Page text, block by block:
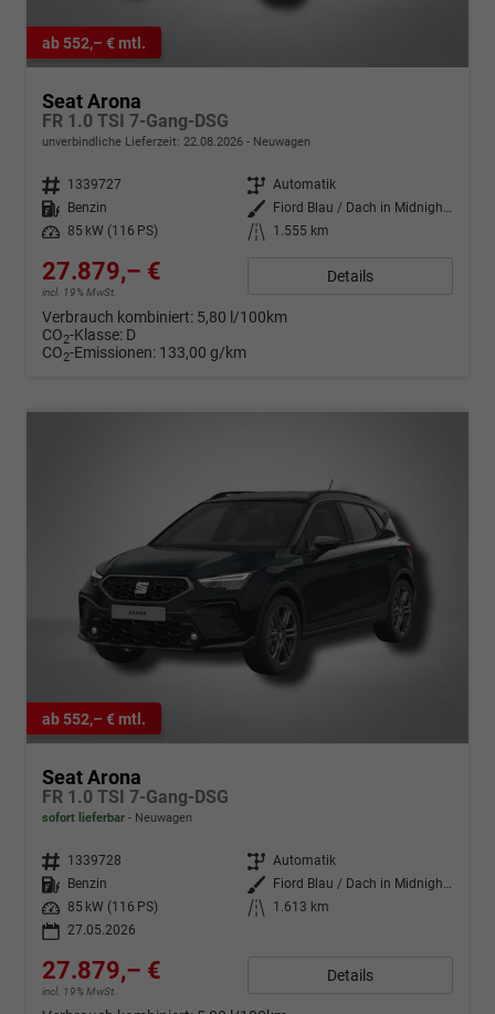
ab 552,– € mtl.
Seat Arona
FR 1.0 TSI 7-Gang-DSG
unverbindliche Lieferzeit: 22.08.2026 Neuwagen
Fahrzeugnr. 1339727 Getriebe Automatik
Kraftstoff
Benzin Außenfarbe
Fiord Blau / Dach in Midnight Schwarz Metallic
Leistung
85 kW (116 PS) Kilometerstand 1.555 km
27.879,– €
incl. 19% MwSt.
Details
Verbrauch kombiniert: 5,80 l/100km
CO2-Klasse: D
CO2-Emissionen: 133,00 g/km
ab 552,– € mtl.
Seat Arona
FR 1.0 TSI 7-Gang-DSG
sofort lieferbar Neuwagen
Fahrzeugnr. 1339728 Getriebe Automatik
Kraftstoff
Benzin Außenfarbe
Fiord Blau / Dach in Midnight Schwarz Metallic
Leistung
85 kW (116 PS) Kilometerstand
1.613 km
27.05.2026
27.879,– €
incl. 19% MwSt.
Details